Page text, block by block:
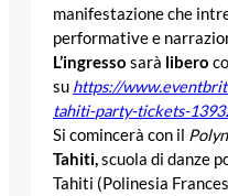
manifestazione che
performative e
L’ingresso sarà libero
su https://
tahiti-party-tickets-
Si comincerà con il
Tahiti,scuola di danze
Tahiti (Polinesia